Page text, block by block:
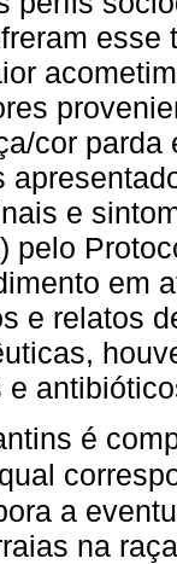
esse
cor
e
pelo
em
e relatos
e
é
a
na